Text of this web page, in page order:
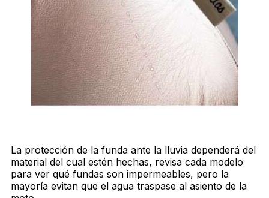
La protección de la funda ante la lluvia dependerá del
material del cual estén hechas, revisa cada modelo
para ver qué fundas son impermeables, pero la
mayoría evitan que el agua traspase al asiento de la